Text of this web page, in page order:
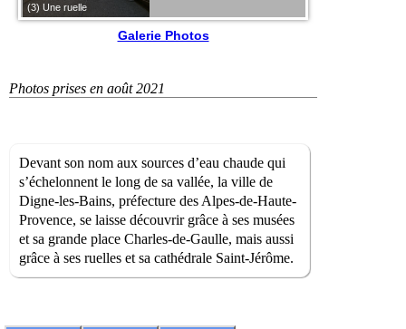
(3) Une ruelle
Galerie Photos
Photos prises en août 2021
Devant son nom aux sources d’eau chaude qui
s’échelonnent le long de sa vallée, la ville de
Digne-les-Bains, préfecture des Alpes-de-Haute-
Provence, se laisse découvrir grâce à ses musées
et sa grande place Charles-de-Gaulle, mais aussi
grâce à ses ruelles et sa cathédrale Saint-Jérôme.